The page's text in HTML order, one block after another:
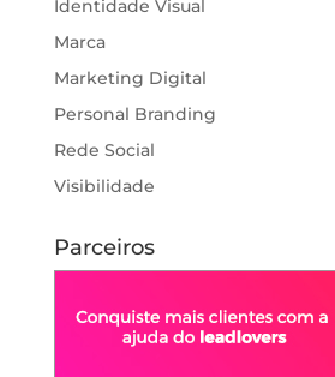
Identidade Visual
Marca
Marketing Digital
Personal Branding
Rede Social
Visibilidade
Parceiros